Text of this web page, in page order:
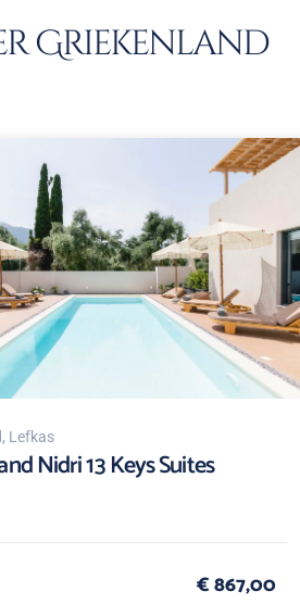
Griekenland
, Lefkas
Nidri 13 Keys Suites
€ 867,00